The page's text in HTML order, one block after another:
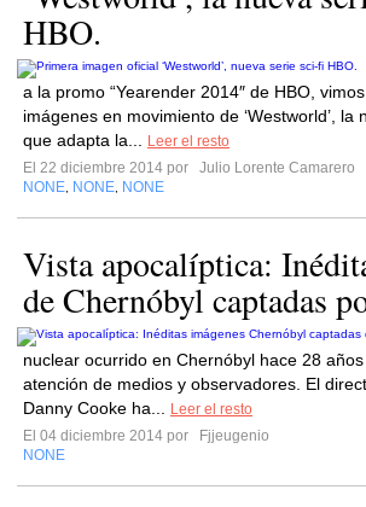
HBO.
a la promo “Yearender 2014″ de HBO,
imágenes en movimiento de ‘Westworld’, la
que adapta la...
Leer el resto
El 22 diciembre 2014 por
Julio Lorente Camarero
NONE NONE NONE
Vista apocalíptica:
de Chernóbyl captadas
nuclear ocurrido en Chernóbyl hace 28
atención de medios y observadores. El
Danny Cooke ha...
Leer el resto
El 04 diciembre 2014 por
Fjjeugenio
NONE